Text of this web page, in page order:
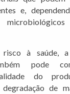
e,
à saúde, a
pode
do
de